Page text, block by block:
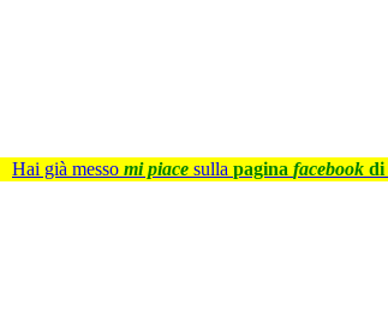
Hai già messo mi piace sulla pagina facebook di